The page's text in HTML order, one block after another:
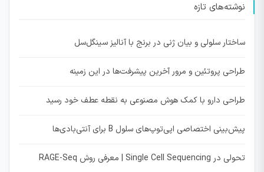
نوشته‌های تازه
ساختار سلولی و بیان ژنی در برنج با آنالیز سینگل‌سل
طراحی پروتئین و مرور آخرین پیشرفت‌ها در این زمینه
طراحی دارو با کمک هوش مصنوعی به نقطه عطف خود رسید
پیش‌بینی اختصاصی اپی‌توپ‌های سلول B برای آنتی‌بادی‌ها
تحولی در Single Cell Sequencing | معرفی روش RAGE-Seq